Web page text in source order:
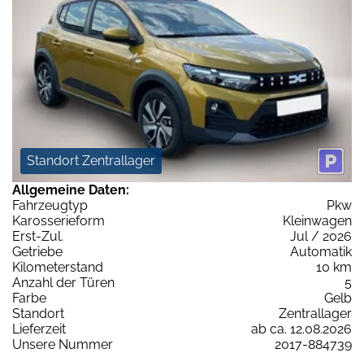
Standort Zentrallager
Allgemeine Daten:
Fahrzeugtyp
Pkw
Karosserieform
Kleinwagen
Erst-Zul.
Jul / 2026
Getriebe
Automatik
Kilometerstand
10 km
Anzahl der Türen
5
Farbe
Gelb
Standort
Zentrallager
Lieferzeit
ab ca. 12.08.2026
Unsere Nummer
2017-884739